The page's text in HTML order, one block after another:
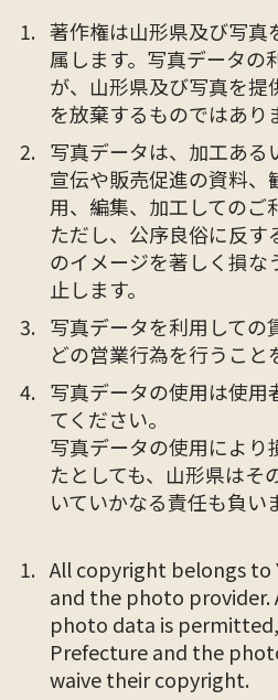
著作権は山形県及び写真
属します。写真データの
が、山形県及び写真を提
を放棄するものではあり
写真データは、加工ある
宣伝や販売促進の資料
用、編集、加工してのご
ただし、公序良俗に反
のイメージを著しく損な
止します。
写真データを利用しての
どの営業行為を行うこと
写真データの使用は使用
てください。
写真データの使用により
たとしても、山形県はそ
いていかなる責任も負い
All copyright belongs to
and the photo provider.
photo data is
Prefecture and the
waive their copyright.